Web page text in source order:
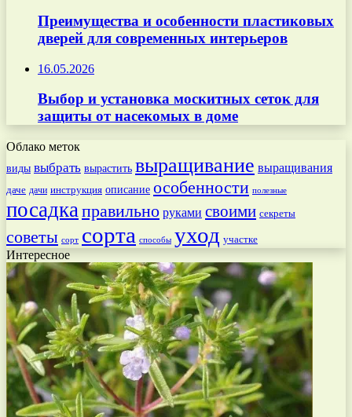
Преимущества и особенности пластиковых
дверей для современных интерьеров
16.05.2026
Выбор и установка москитных сеток для
защиты от насекомых в доме
Облако меток
виды выбрать вырастить выращивание выращивания
даче дачи инструкция описание особенности полезные
посадкаправильно руками своими секреты
советы сорт сорта способы уход участке
Интересное